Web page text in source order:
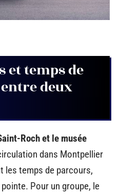
et temps de
deux
Roch et le musée
dans Montpellier
les temps de parcours,
Pour un groupe, le